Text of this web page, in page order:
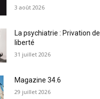
3 août 2026
La psychiatrie : Privation de
liberté
31 juillet 2026
Magazine 34.6
29 juillet 2026